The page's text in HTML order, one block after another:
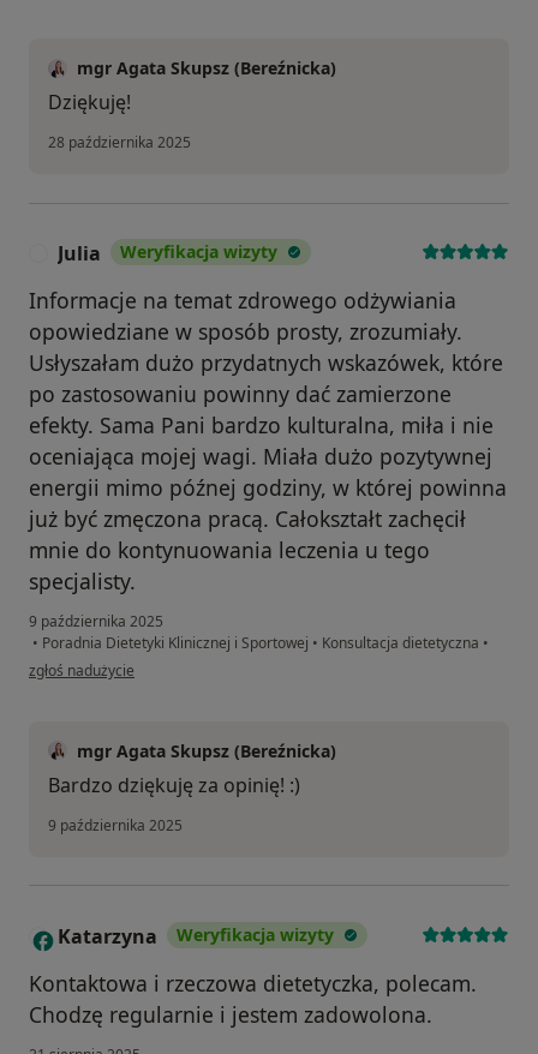
mgr Agata Skupsz (Bereźnicka)
Dziękuję!
28 października 2025
Julia Weryfikacja wizyty
Informacje na temat zdrowego odżywiania
opowiedziane w sposób prosty, zrozumiały.
Usłyszałam dużo przydatnych wskazówek, które
po zastosowaniu powinny dać zamierzone
efekty. Sama Pani bardzo kulturalna, miła i nie
oceniająca mojej wagi. Miała dużo pozytywnej
energii mimo późnej godziny, w której powinna
już być zmęczona pracą. Całokształt zachęcił
mnie do kontynuowania leczenia u tego
specjalisty.
9 października 2025
• Poradnia Dietetyki Klinicznej i Sportowej • Konsultacja dietetyczna •
w opinii użytkownika Julia
zgłoś nadużycie
mgr Agata Skupsz (Bereźnicka)
Bardzo dziękuję za opinię! :)
9 października 2025
K Katarzyna Weryfikacja wizyty
Kontaktowa i rzeczowa dietetyczka, polecam.
Chodzę regularnie i jestem zadowolona.